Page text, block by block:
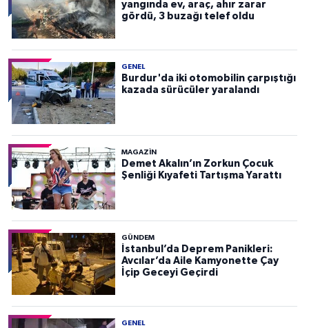
yangında ev, araç, ahır zarar
gördü, 3 buzağı telef oldu
GENEL
Burdur'da iki otomobilin çarpıştığı
kazada sürücüler yaralandı
MAGAZİN
Demet Akalın’ın Zorkun Çocuk
Şenliği Kıyafeti Tartışma Yarattı
GÜNDEM
İstanbul’da Deprem Panikleri:
Avcılar’da Aile Kamyonette Çay
İçip Geceyi Geçirdi
GENEL